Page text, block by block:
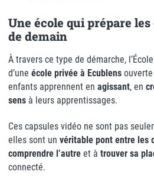
Une école qui prépare
de demain
À travers ce type de démarche,
d’une école privée à Ecublens
enfants apprennent en agissant, en
sens à leurs apprentissages.
Ces capsules vidéo ne sont pas
elles sont un véritable pont entre les
comprendre l’autre et à trouver sa
connecté.